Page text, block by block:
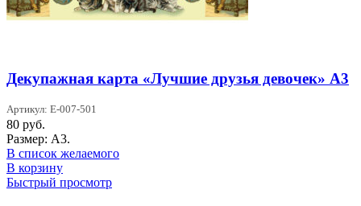
Декупажная карта «Лучшие друзья девочек» А3
Артикул: Е-007-501
80 руб.
Размер: А3.
В список желаемого
В корзину
Быстрый просмотр